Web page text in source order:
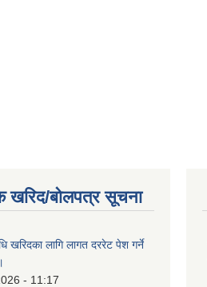
खरिद/बोलपत्र सूचना
खरिदका लागि लागत दररेट पेश गर्ने
- 11:17